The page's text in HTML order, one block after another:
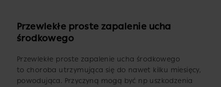
Przewlekłe proste zapalenie ucha
środkowego
Przewlekłe proste zapalenie ucha środkowego
to choroba utrzymująca się do nawet kilku miesięcy,
powodująca. Przyczyną mogą być np uszkodzenia